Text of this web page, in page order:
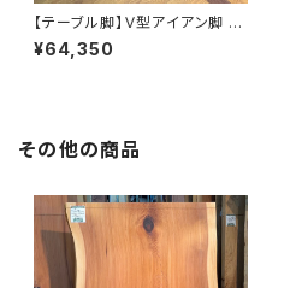
【テーブル脚】Ｖ型アイアン脚 脚
地グランデ【平板カエデ材】H68
8 W585~670 D415~500㎜
¥64,350
その他の商品